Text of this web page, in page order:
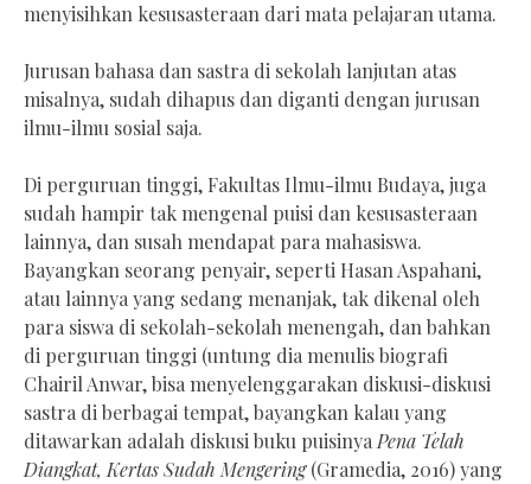
menyisihkan kesusasteraan dari mata pelajaran utama.
Jurusan bahasa dan sastra di sekolah lanjutan atas
misalnya, sudah dihapus dan diganti dengan jurusan
ilmu-ilmu sosial saja.
Di perguruan tinggi, Fakultas Ilmu-ilmu Budaya, juga
sudah hampir tak mengenal puisi dan kesusasteraan
lainnya, dan susah mendapat para mahasiswa.
Bayangkan seorang penyair, seperti Hasan Aspahani,
atau lainnya yang sedang menanjak, tak dikenal oleh
para siswa di sekolah-sekolah menengah, dan bahkan
di perguruan tinggi (untung dia menulis biografi
Chairil Anwar, bisa menyelenggarakan diskusi-diskusi
sastra di berbagai tempat, bayangkan kalau yang
ditawarkan adalah diskusi buku puisinya Pena Telah
Diangkat, Kertas Sudah Mengering(Gramedia, 2016) yang